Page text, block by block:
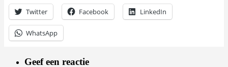
Twitter Facebook LinkedIn
WhatsApp
Geef een reactie